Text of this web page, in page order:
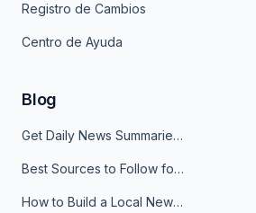
Registro de Cambios
Centro de Ayuda
Blog
Get Daily News Summaries About Any Topic in Telegram, Discord, Slack, and Email
Best Sources to Follow for Crypto News in Your Reader (2026)
How to Build a Local News Hub That Updates Itself